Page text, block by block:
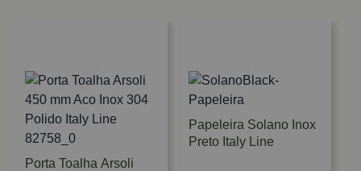
Porta Toalha Arsoli
Papeleira Solano Inox
Preto Italy Line